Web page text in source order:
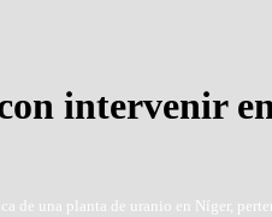
intervenir
de una planta de uranio en Níger,